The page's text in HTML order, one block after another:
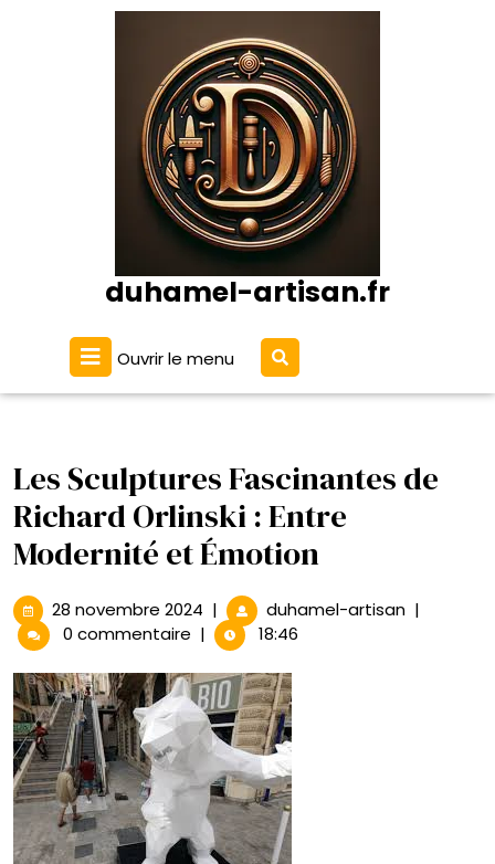
duhamel-artisan.fr
Ouvrir le menu Ouvrir
le
menu
Les Sculptures Fascinantes de
Richard Orlinski : Entre
Modernité et Émotion
28 novembre 2024 28
novembre
2024
| duhamel-artisanLes|
0 commentaire | 18:46